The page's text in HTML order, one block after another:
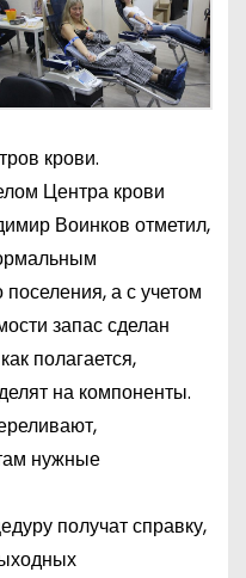
крови.
Центра крови
Воинков отметил,
а с учетом
запас сделан
полагается,
на компоненты.
нужные
получат справку,